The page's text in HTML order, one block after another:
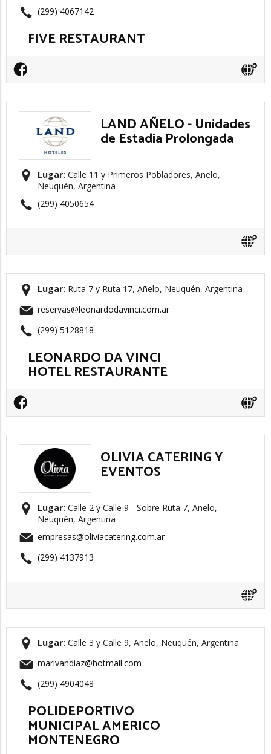
FIVE RESTAURANT
(299) 4067142
LAND AÑELO - Unidades
de Estadia Prolongada
Lugar: Calle 11 y Primeros Pobladores, Añelo,
Neuquén, Argentina
(299) 4050654
LEONARDO DA VINCI
HOTEL RESTAURANTE
Lugar: Ruta 7 y Ruta 17, Añelo, Neuquén, Argentina
reservas@leonardodavinci.com.ar
(299) 5128818
OLIVIA CATERING Y
EVENTOS
Lugar: Calle 2 y Calle 9 - Sobre Ruta 7, Añelo,
Neuquén, Argentina
empresas@oliviacatering.com.ar
(299) 4137913
POLIDEPORTIVO
MUNICIPAL AMERICO
MONTENEGRO
Lugar: Calle 3 y Calle 9, Añelo, Neuquén, Argentina
marivandiaz@hotmail.com
(299) 4904048